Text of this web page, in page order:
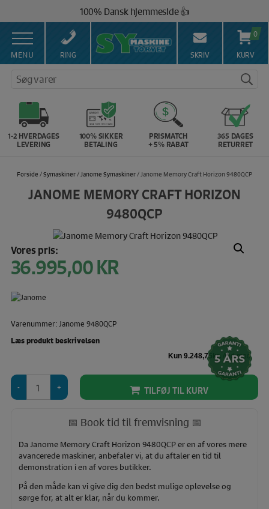
indholdet
100% Dansk hjemmeside 👍
Brug for hjælp? Ring på 43 44 45 15 ☎️
Vi matcher alle danske priser 💰
MENU RING SKRIV
0
KURV
Søg varer
1-2 HVERDAGES
LEVERING
100% SIKKER
BETALING
PRISMATCH
+ 5% RABAT
365 DAGES
RETURRET
Forside /Symaskiner/Janome Symaskiner/ Janome Memory Craft Horizon 9480QCP
JANOME MEMORY CRAFT HORIZON
9480QCP
Vores pris:
36.995,00KR
Varenummer: Janome 9480QCP
Læs produkt beskrivelsen
Memory
antal
TILFØJ TIL KURV
📅 Book tid til fremvisning 📅
Da Janome Memory Craft Horizon 9480QCP er en af vores mere
avancerede maskiner, anbefaler vi, at du aftaler en tid til
demonstration i en af vores butikker.
På den måde kan vi give dig den bedst mulige oplevelse og
sørge for, at alt er klar, når du kommer.